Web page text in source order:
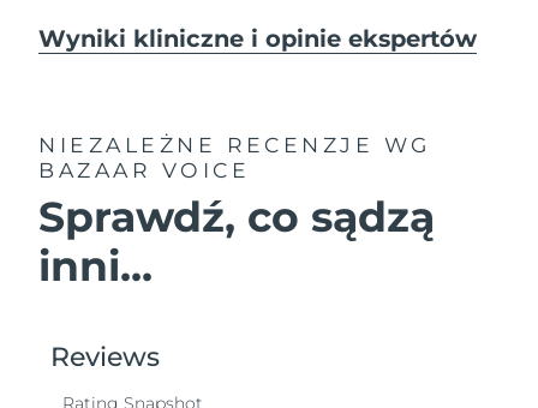
Wyniki kliniczne i opinie ekspertów
NIEZALEŻNE RECENZJE
WG
BAZAAR VOICE
Sprawdź, co sądzą
inni...